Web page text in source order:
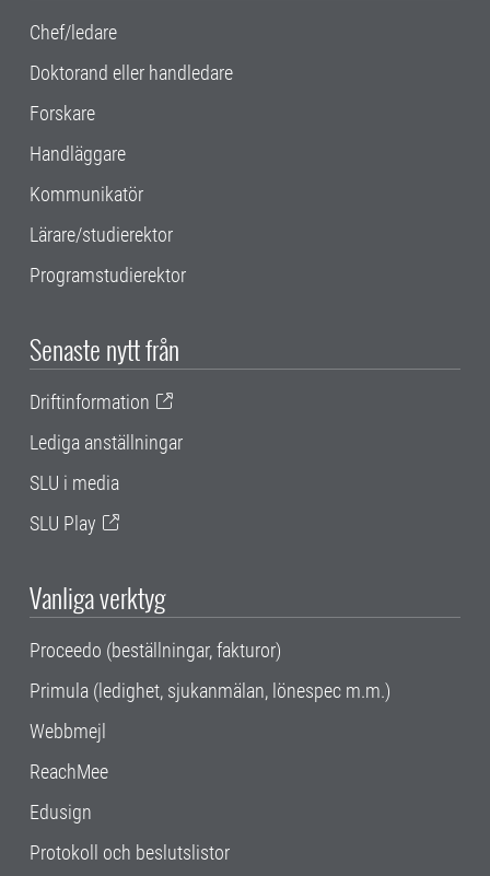
Chef/ledare
Doktorand eller handledare
Forskare
Handläggare
Kommunikatör
Lärare/studierektor
Programstudierektor
Senaste nytt från
Driftinformation
Lediga anställningar
SLU i media
SLU Play
Vanliga verktyg
Proceedo (beställningar, fakturor)
Primula (ledighet, sjukanmälan, lönespec m.m.)
Webbmejl
ReachMee
Edusign
Protokoll och beslutslistor